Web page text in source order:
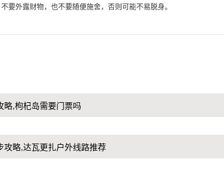
要外露财物，也不要随便施舍，否则可能不易脱身。
略,枸杞岛需要门票吗
攻略,达瓦更扎户外线路推荐